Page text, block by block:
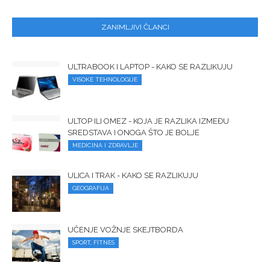
ZANIMLJIVI ČLANCI
ULTRABOOK I LAPTOP - KAKO SE RAZLIKUJU
VISOKE TEHNOLOGIJE
ULTOP ILI OMEZ - KOJA JE RAZLIKA IZMEĐU
SREDSTAVA I ONOGA ŠTO JE BOLJE
MEDICINA I ZDRAVLJE
ULICA I TRAK - KAKO SE RAZLIKUJU
GEOGRAFIJA
UČENJE VOŽNJE SKEJTBORDA
SPORT, FITNES